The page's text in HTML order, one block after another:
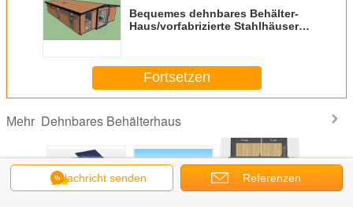
Bequemes dehnbares Behälter-
Haus/vorfabrizierte Stahlhäuser
Fortsetzen
Mehr Dehnbares Behälterhaus
Nachricht senden Referenzen